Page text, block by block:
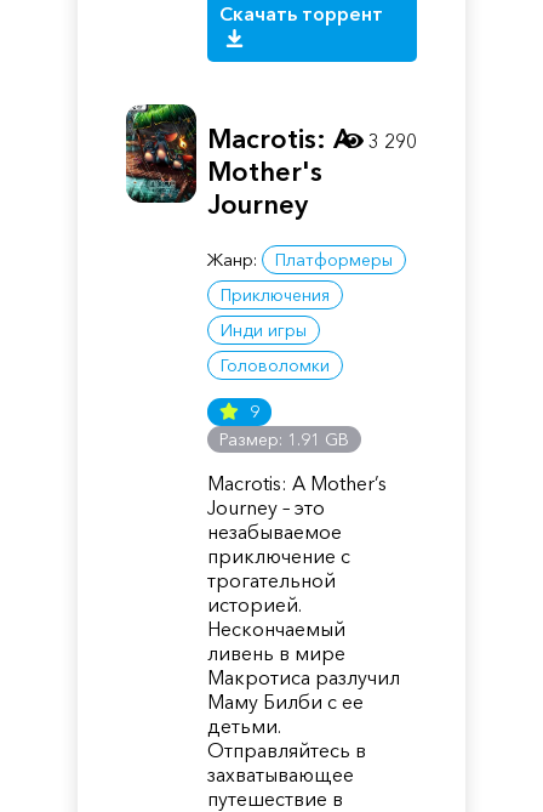
Скачать торрент
Macrotis: A
Mother's
Journey
Жанр:
Платформеры
Приключения
Инди игры
Головоломки
9
Размер: 1.91 GB
Macrotis: A Mother’s
Journey – это
незабываемое
приключение с
трогательной
историей.
Нескончаемый
ливень в мире
Макротиса разлучил
Маму Билби с ее
детьми.
Отправляйтесь в
захватывающее
путешествие в
3 290